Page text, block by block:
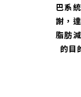
巴系
謝，
脂肪
的目